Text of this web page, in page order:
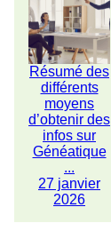
Résumé des
différents
moyens
d’obtenir des
infos sur
Généatique
...
27 janvier
2026